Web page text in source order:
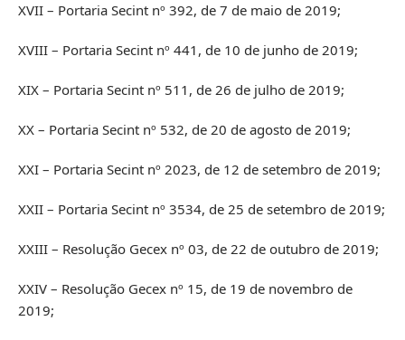
XVII – Portaria Secint nº 392, de 7 de maio de 2019;
XVIII – Portaria Secint nº 441, de 10 de junho de 2019;
XIX – Portaria Secint nº 511, de 26 de julho de 2019;
XX – Portaria Secint nº 532, de 20 de agosto de 2019;
XXI – Portaria Secint nº 2023, de 12 de setembro de 2019;
XXII – Portaria Secint nº 3534, de 25 de setembro de 2019;
XXIII – Resolução Gecex nº 03, de 22 de outubro de 2019;
XXIV – Resolução Gecex nº 15, de 19 de novembro de
2019;